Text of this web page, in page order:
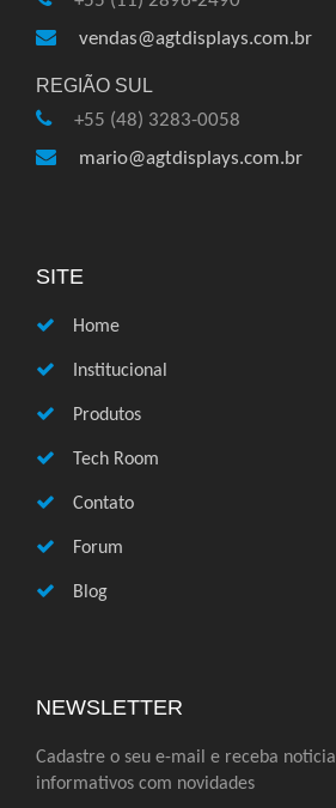
vendas@agtdisplays.com.br
REGIÃO SUL
+55 (48) 3283-0058
mario@agtdisplays.com.br
SITE
Home
Institucional
Produtos
Tech Room
Contato
Forum
Blog
NEWSLETTER
Cadastre o seu e-mail e receba
informativos com novidades